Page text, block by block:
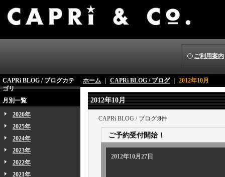
ご利用案内
CAPRi BLOG / ブログカテ
ゴリ
月別一覧
2026年
2025年
2024年
2023年
2022年
2021年
ホーム CAPRi BLOG / ブログ｜ 2012年10月
2012年10月
CAPRi BLOG / ブログ:8件
ご予約受付開始！
2012年10月27日